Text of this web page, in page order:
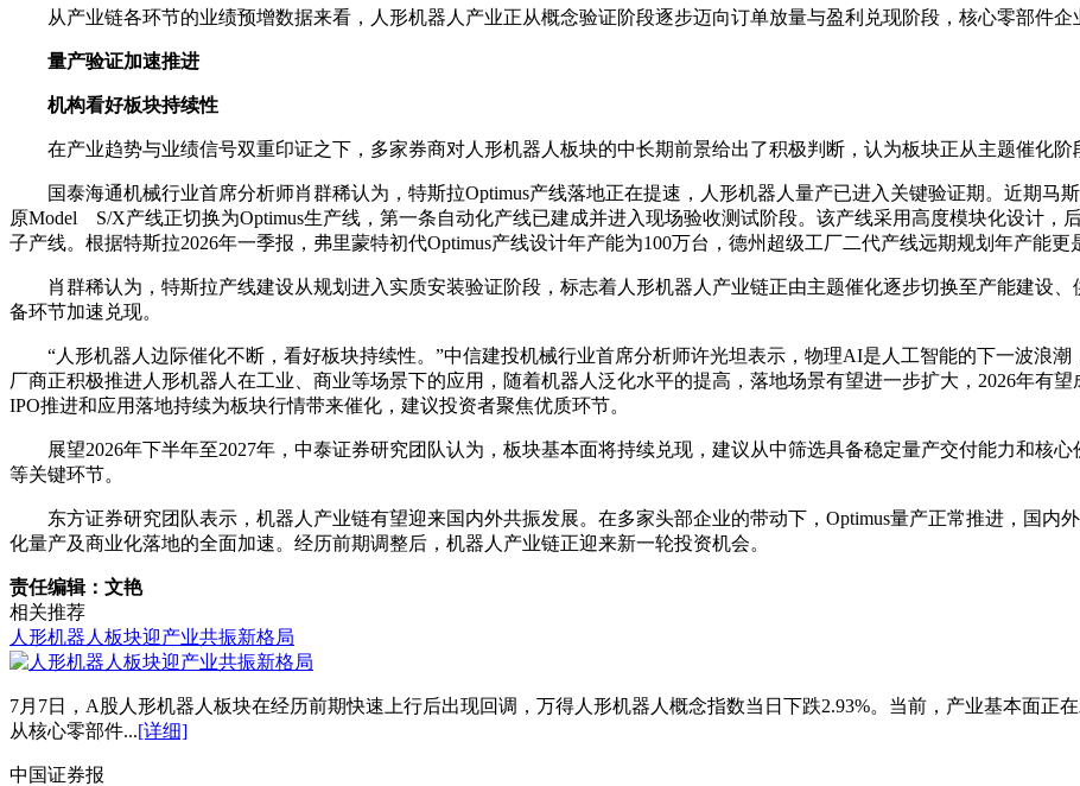
从产业链各环节的业绩预增数据来看，人形机器人产业正从概念验证阶段逐步迈向订单放量与盈利兑现阶段，核心零部件
量产验证加速推进
机构看好板块持续性
在产业趋势与业绩信号双重印证之下，多家券商对人形机器人板块的中长期前景给出了积极判断，认为板块正从主题催化阶
国泰海通机械行业首席分析师肖群稀认为，特斯拉Optimus产线落地正在提速，人形机器人量产已进入关键验证期。近期马
原Model S/X产线正切换为Optimus生产线，第一条自动化产线已建成并进入现场验收测试阶段。该产线采用高度模块化设计，
子产线。根据特斯拉2026年一季报，弗里蒙特初代Optimus产线设计年产能为100万台，德州超级工厂二代产线远期规划年产能更
肖群稀认为，特斯拉产线建设从规划进入实质安装验证阶段，标志着人形机器人产业链正由主题催化逐步切换至产能建设
备环节加速兑现。
“人形机器人边际催化不断，看好板块持续性。”中信建投机械行业首席分析师许光坦表示，物理AI是人工智能的下一波浪
厂商正积极推进人形机器人在工业、商业等场景下的应用，随着机器人泛化水平的提高，落地场景有望进一步扩大，2026年有
IPO推进和应用落地持续为板块行情带来催化，建议投资者聚焦优质环节。
展望2026年下半年至2027年，中泰证券研究团队认为，板块基本面将持续兑现，建议从中筛选具备稳定量产交付能力和核
等关键环节。
东方证券研究团队表示，机器人产业链有望迎来国内外共振发展。在多家头部企业的带动下，Optimus量产正常推进，国内
化量产及商业化落地的全面加速。经历前期调整后，机器人产业链正迎来新一轮投资机会。
责任编辑：文艳
相关推荐
人形机器人板块迎产业共振新格局
7月7日，A股人形机器人板块在经历前期快速上行后出现回调，万得人形机器人概念指数当日下跌2.93%。当前，产业基本面正
从核心零部件...[详细]
中国证券报